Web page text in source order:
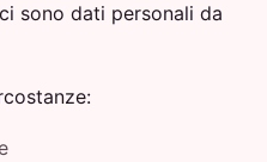
sono dati personali da